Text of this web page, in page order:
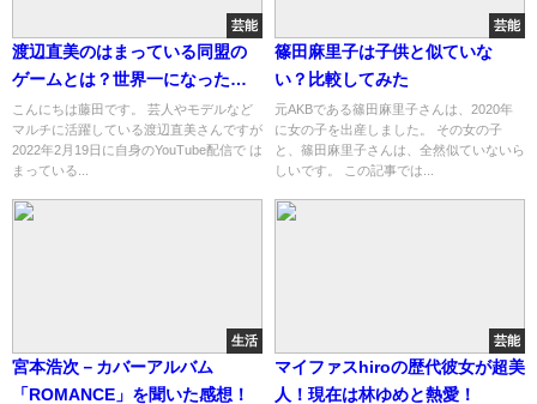
芸能
渡辺直美のはまっている同盟の
ゲームとは？世界一になった実
力は？
こんにちは藤田です。 芸人やモデルなど
マルチに活躍している渡辺直美さんですが
2022年2月19日に自身のYouTube配信で は
まっている...
芸能
篠田麻里子は子供と似ていな
い？比較してみた
元AKBである篠田麻里子さんは、2020年
に女の子を出産しました。 その女の子
と、篠田麻里子さんは、全然似ていないら
しいです。 この記事では...
生活
宮本浩次－カバーアルバム
「ROMANCE」を聞いた感想！
芸能
マイファスhiroの歴代彼女が超美
人！現在は林ゆめと熱愛！